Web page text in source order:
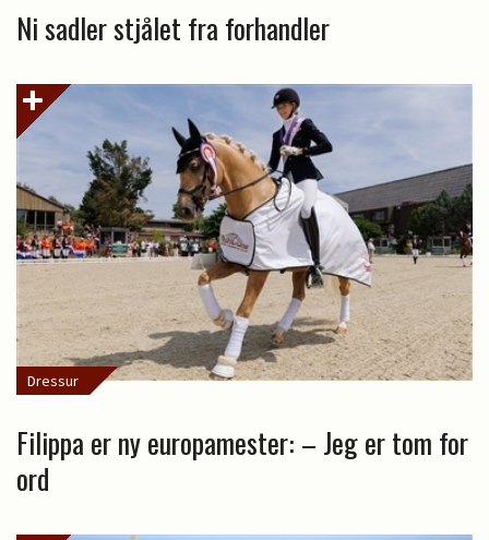
Ni sadler stjålet fra forhandler
Dressur
Filippa er ny europamester: – Jeg er tom for
ord